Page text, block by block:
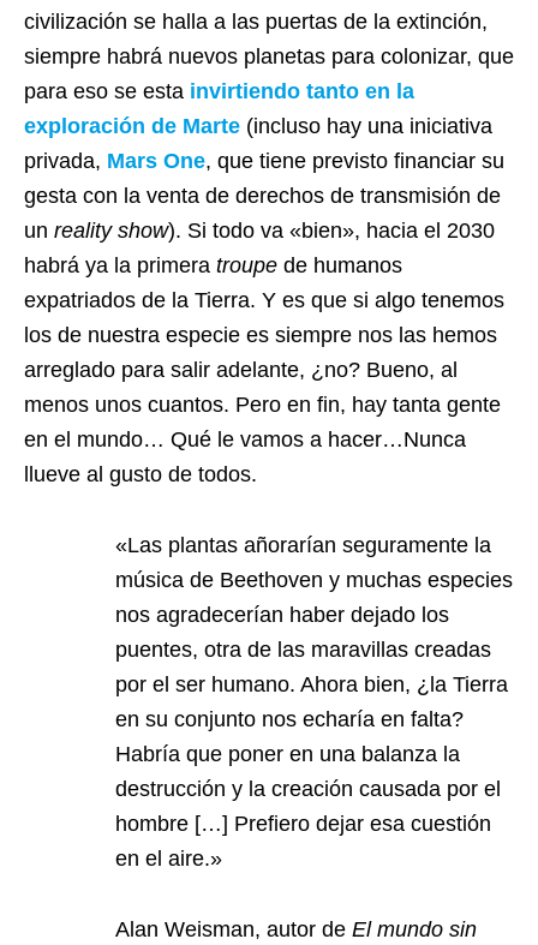
civilización se halla a las puertas de la extinción,
siempre habrá nuevos planetas para colonizar, que
para eso se esta invirtiendo tanto en la
exploración de Marte (incluso hay una iniciativa
privada, Mars One, que tiene previsto financiar su
gesta con la venta de derechos de transmisión de
un reality show). Si todo va «bien», hacia el 2030
habrá ya la primera troupe de humanos
expatriados de la Tierra. Y es que si algo tenemos
los de nuestra especie es siempre nos las hemos
arreglado para salir adelante, ¿no? Bueno, al
menos unos cuantos. Pero en fin, hay tanta gente
en el mundo… Qué le vamos a hacer…Nunca
llueve al gusto de todos.
«Las plantas añorarían seguramente la
música de Beethoven y muchas especies
nos agradecerían haber dejado los
puentes, otra de las maravillas creadas
por el ser humano. Ahora bien, ¿la Tierra
en su conjunto nos echaría en falta?
Habría que poner en una balanza la
destrucción y la creación causada por el
hombre […] Prefiero dejar esa cuestión
en el aire.»
Alan Weisman, autor de El mundo sin